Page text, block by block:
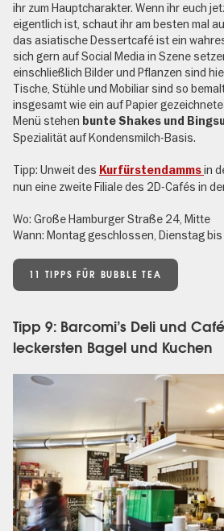
ihr zum Hauptcharakter. Wenn ihr euch
eigentlich ist, schaut ihr am besten mal
das asiatische Dessertcafé ist ein
sich gern auf Social Media in Szene
einschließlich Bilder und Pflanzen sind
Tische, Stühle und Mobiliar sind so
insgesamt wie ein auf Papier
Menü stehen bunte Shakes und
Spezialität auf Kondensmilch-Basis.
Tipp: Unweit des Kurfürstendammsin
nun eine zweite Filiale des 2D-Cafés in
Wo: Große Hamburger Straße 24, Mitte
Wann: Montag geschlossen, Dienstag
11 TIPPS FÜR BUBBLE TEA
Tipp 9: Barcomi’s Deli und
leckersten Bagel und Kuchen